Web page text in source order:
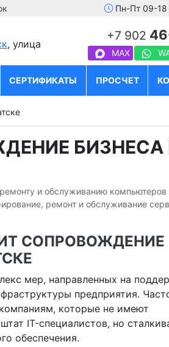
Пн-Пт 09-
, улица
+7 902
MAX
СЕРТИФИКАТЫ ПРОСЧЕТ
БИЗНЕСА
и обслуживанию компьютеров
ремонт и обслуживание
СОПРОВОЖДЕНИЕ
мер, направленных на
предприятия.
которые не имеют
IT-специалистов, но
обеспечения.